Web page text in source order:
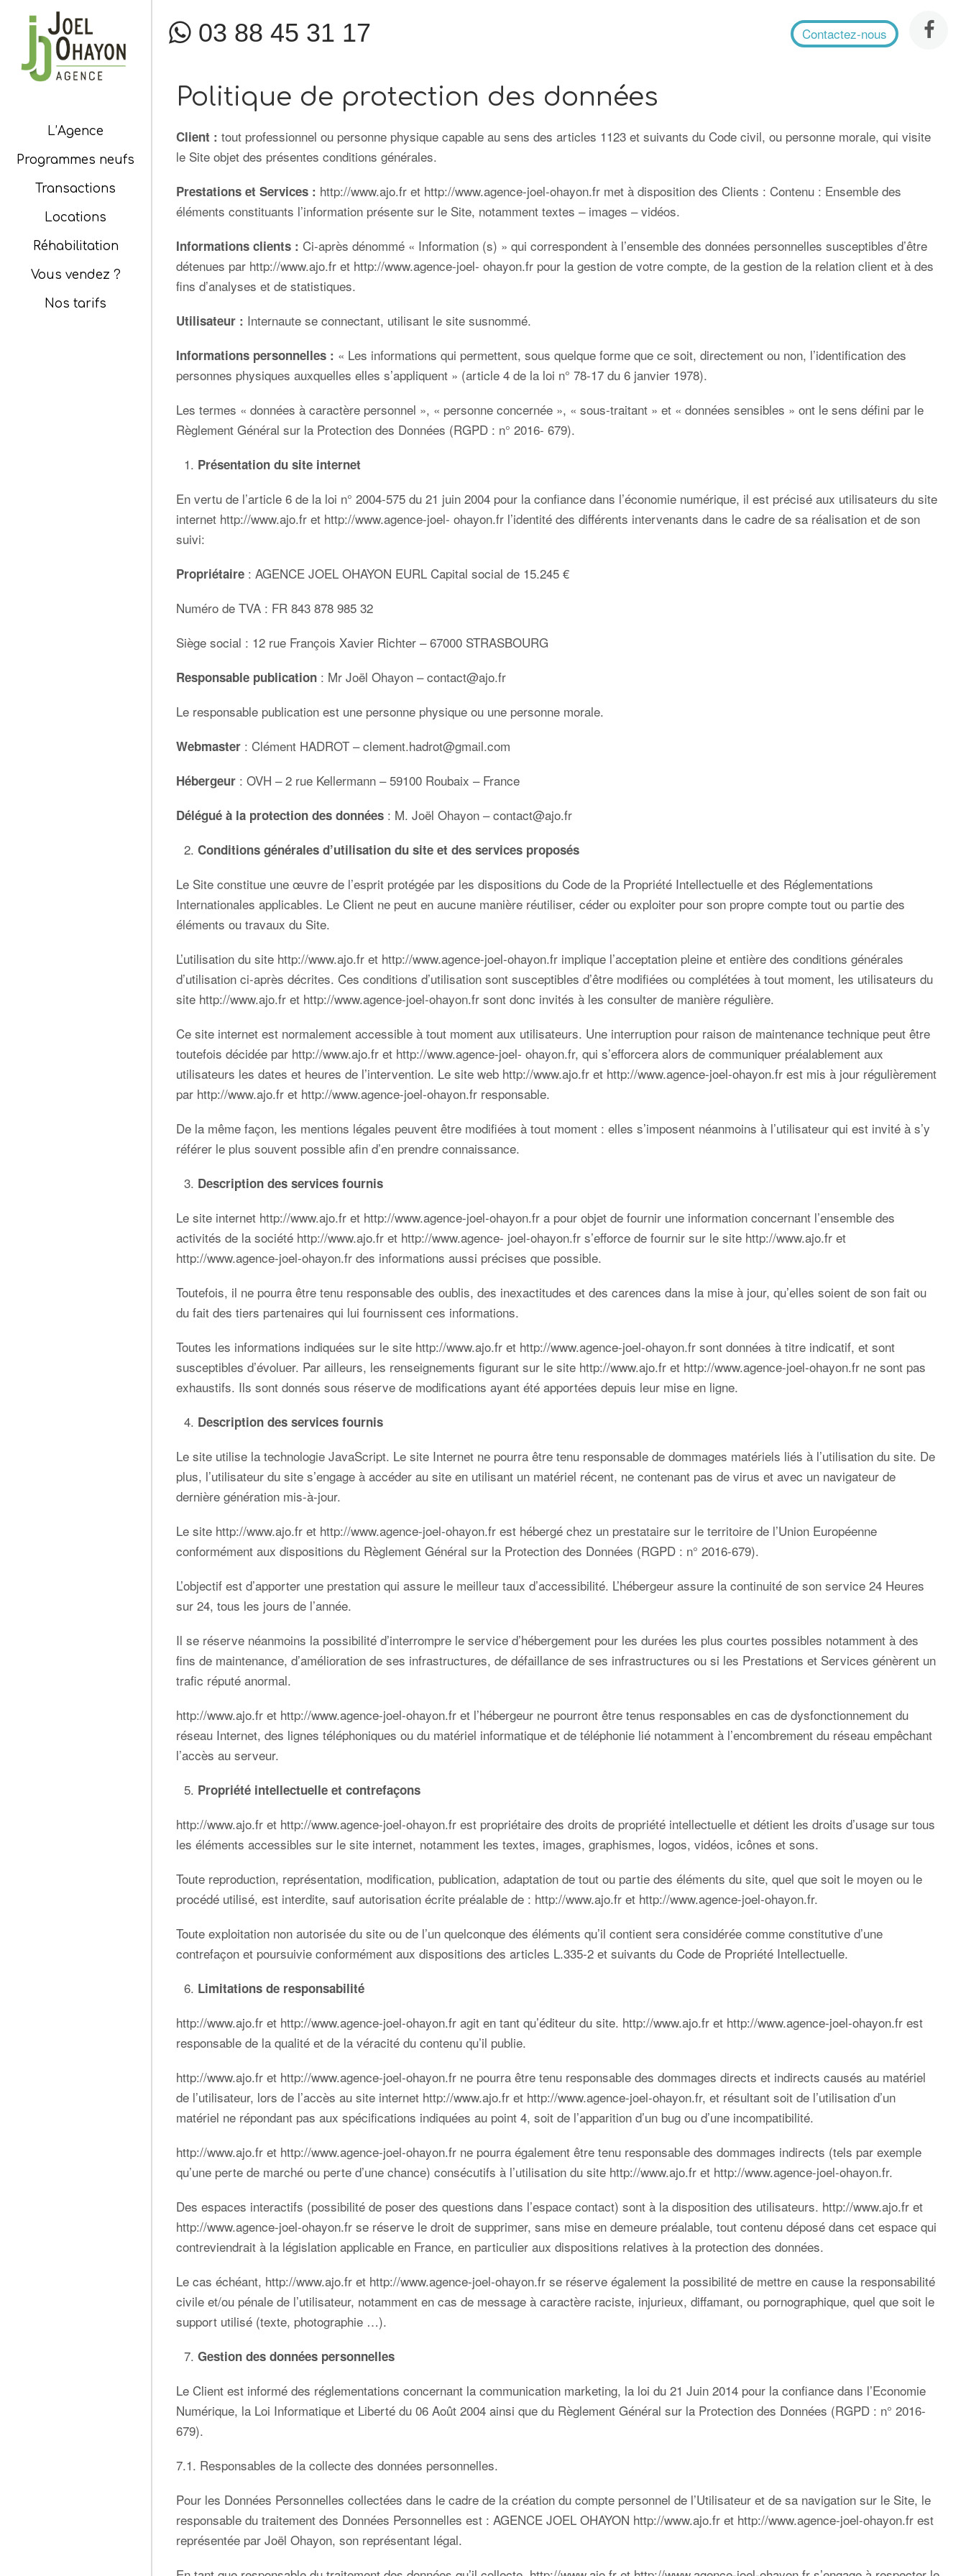
L’Agence
Programmes neufs
Transactions
Locations
Réhabilitation
Vous vendez ?
Nos tarifs
03 88 45 31 17 Contactez-nous
Politique de protection des données
Client : tout professionnel ou personne physique capable au sens des articles 1123 et suivants du Code civil, ou personne morale, qui visite
le Site objet des présentes conditions générales.
Prestations et Services : http://www.ajo.fr et http://www.agence-joel-ohayon.fr met à disposition des Clients : Contenu : Ensemble des
éléments constituants l’information présente sur le Site, notamment textes – images – vidéos.
Informations clients : Ci-après dénommé « Information (s) » qui correspondent à l’ensemble des données personnelles susceptibles d’être
détenues par http://www.ajo.fr et http://www.agence-joel- ohayon.fr pour la gestion de votre compte, de la gestion de la relation client et à des
fins d’analyses et de statistiques.
Utilisateur : Internaute se connectant, utilisant le site susnommé.
Informations personnelles : « Les informations qui permettent, sous quelque forme que ce soit, directement ou non, l’identification des
personnes physiques auxquelles elles s’appliquent » (article 4 de la loi n° 78-17 du 6 janvier 1978).
Les termes « données à caractère personnel », « personne concernée », « sous-traitant » et « données sensibles » ont le sens défini par le
Règlement Général sur la Protection des Données (RGPD : n° 2016- 679).
Présentation du site internet
En vertu de l’article 6 de la loi n° 2004-575 du 21 juin 2004 pour la confiance dans l’économie numérique, il est précisé aux utilisateurs du site
internet http://www.ajo.fr et http://www.agence-joel- ohayon.fr l’identité des différents intervenants dans le cadre de sa réalisation et de son
suivi:
Propriétaire : AGENCE JOEL OHAYON EURL Capital social de 15.245 €
Numéro de TVA : FR 843 878 985 32
Siège social : 12 rue François Xavier Richter – 67000 STRASBOURG
Responsable publication : Mr Joël Ohayon –contact@ajo.fr
Le responsable publication est une personne physique ou une personne morale.
Webmaster : Clément HADROT –clement.hadrot@gmail.com
Hébergeur : OVH –2 rue Kellermann – 59100 Roubaix – France
Délégué à la protection des données : M. Joël Ohayon –contact@ajo.fr
Conditions générales d’utilisation du site et des services proposés
Le Site constitue une œuvre de l’esprit protégée par les dispositions du Code de la Propriété Intellectuelle et des Réglementations
Internationales applicables. Le Client ne peut en aucune manière réutiliser, céder ou exploiter pour son propre compte tout ou partie des
éléments ou travaux du Site.
L’utilisation du site http://www.ajo.fr et http://www.agence-joel-ohayon.fr implique l’acceptation pleine et entière des conditions générales
d’utilisation ci-après décrites. Ces conditions d’utilisation sont susceptibles d’être modifiées ou complétées à tout moment, les utilisateurs du
site http://www.ajo.fr et http://www.agence-joel-ohayon.fr sont donc invités à les consulter de manière régulière.
Ce site internet est normalement accessible à tout moment aux utilisateurs. Une interruption pour raison de maintenance technique peut être
toutefois décidée par http://www.ajo.fr et http://www.agence-joel- ohayon.fr, qui s’efforcera alors de communiquer préalablement aux
utilisateurs les dates et heures de l’intervention. Le site web http://www.ajo.fr et http://www.agence-joel-ohayon.fr est mis à jour régulièrement
par http://www.ajo.fr et http://www.agence-joel-ohayon.fr responsable.
De la même façon, les mentions légales peuvent être modifiées à tout moment : elles s’imposent néanmoins à l’utilisateur qui est invité à s’y
référer le plus souvent possible afin d’en prendre connaissance.
Description des services fournis
Le site internet http://www.ajo.fr et http://www.agence-joel-ohayon.fr a pour objet de fournir une information concernant l’ensemble des
activités de la société http://www.ajo.fr et http://www.agence- joel-ohayon.fr s’efforce de fournir sur le site http://www.ajo.fr et
http://www.agence-joel-ohayon.fr des informations aussi précises que possible.
Toutefois, il ne pourra être tenu responsable des oublis, des inexactitudes et des carences dans la mise à jour, qu’elles soient de son fait ou
du fait des tiers partenaires qui lui fournissent ces informations.
Toutes les informations indiquées sur le site http://www.ajo.fr et http://www.agence-joel-ohayon.fr sont données à titre indicatif, et sont
susceptibles d’évoluer. Par ailleurs, les renseignements figurant sur le site http://www.ajo.fr et http://www.agence-joel-ohayon.fr ne sont pas
exhaustifs. Ils sont donnés sous réserve de modifications ayant été apportées depuis leur mise en ligne.
Description des services fournis
Le site utilise la technologie JavaScript. Le site Internet ne pourra être tenu responsable de dommages matériels liés à l’utilisation du site. De
plus, l’utilisateur du site s’engage à accéder au site en utilisant un matériel récent, ne contenant pas de virus et avec un navigateur de
dernière génération mis-à-jour.
Le site http://www.ajo.fr et http://www.agence-joel-ohayon.fr est hébergé chez un prestataire sur le territoire de l’Union Européenne
conformément aux dispositions du Règlement Général sur la Protection des Données (RGPD : n° 2016-679).
L’objectif est d’apporter une prestation qui assure le meilleur taux d’accessibilité. L’hébergeur assure la continuité de son service 24 Heures
sur 24, tous les jours de l’année.
Il se réserve néanmoins la possibilité d’interrompre le service d’hébergement pour les durées les plus courtes possibles notamment à des
fins de maintenance, d’amélioration de ses infrastructures, de défaillance de ses infrastructures ou si les Prestations et Services génèrent un
trafic réputé anormal.
http://www.ajo.fr et http://www.agence-joel-ohayon.fr et l’hébergeur ne pourront être tenus responsables en cas de dysfonctionnement du
réseau Internet, des lignes téléphoniques ou du matériel informatique et de téléphonie lié notamment à l’encombrement du réseau empêchant
l’accès au serveur.
Propriété intellectuelle et contrefaçons
http://www.ajo.fr et http://www.agence-joel-ohayon.fr est propriétaire des droits de propriété intellectuelle et détient les droits d’usage sur tous
les éléments accessibles sur le site internet, notamment les textes, images, graphismes, logos, vidéos, icônes et sons.
Toute reproduction, représentation, modification, publication, adaptation de tout ou partie des éléments du site, quel que soit le moyen ou le
procédé utilisé, est interdite, sauf autorisation écrite préalable de : http://www.ajo.fr et http://www.agence-joel-ohayon.fr.
Toute exploitation non autorisée du site ou de l’un quelconque des éléments qu’il contient sera considérée comme constitutive d’une
contrefaçon et poursuivie conformément aux dispositions des articles L.335-2 et suivants du Code de Propriété Intellectuelle.
Limitations de responsabilité
http://www.ajo.fr et http://www.agence-joel-ohayon.fr agit en tant qu’éditeur du site. http://www.ajo.fr et http://www.agence-joel-ohayon.fr est
responsable de la qualité et de la véracité du contenu qu’il publie.
http://www.ajo.fr et http://www.agence-joel-ohayon.fr ne pourra être tenu responsable des dommages directs et indirects causés au matériel
de l’utilisateur, lors de l’accès au site internet http://www.ajo.fr et http://www.agence-joel-ohayon.fr, et résultant soit de l’utilisation d’un
matériel ne répondant pas aux spécifications indiquées au point 4, soit de l’apparition d’un bug ou d’une incompatibilité.
http://www.ajo.fr et http://www.agence-joel-ohayon.fr ne pourra également être tenu responsable des dommages indirects (tels par exemple
qu’une perte de marché ou perte d’une chance) consécutifs à l’utilisation du site http://www.ajo.fr et http://www.agence-joel-ohayon.fr.
Des espaces interactifs (possibilité de poser des questions dans l’espace contact) sont à la disposition des utilisateurs. http://www.ajo.fr et
http://www.agence-joel-ohayon.fr se réserve le droit de supprimer, sans mise en demeure préalable, tout contenu déposé dans cet espace qui
contreviendrait à la législation applicable en France, en particulier aux dispositions relatives à la protection des données.
Le cas échéant, http://www.ajo.fr et http://www.agence-joel-ohayon.fr se réserve également la possibilité de mettre en cause la responsabilité
civile et/ou pénale de l’utilisateur, notamment en cas de message à caractère raciste, injurieux, diffamant, ou pornographique, quel que soit le
support utilisé (texte, photographie …).
Gestion des données personnelles
Le Client est informé des réglementations concernant la communication marketing, la loi du 21 Juin 2014 pour la confiance dans l’Economie
Numérique, la Loi Informatique et Liberté du 06 Août 2004 ainsi que du Règlement Général sur la Protection des Données (RGPD : n° 2016-
679).
7.1. Responsables de la collecte des données personnelles.
Pour les Données Personnelles collectées dans le cadre de la création du compte personnel de l’Utilisateur et de sa navigation sur le Site, le
responsable du traitement des Données Personnelles est : AGENCE JOEL OHAYON http://www.ajo.fr et http://www.agence-joel-ohayon.fr est
représentée par Joël Ohayon, son représentant légal.